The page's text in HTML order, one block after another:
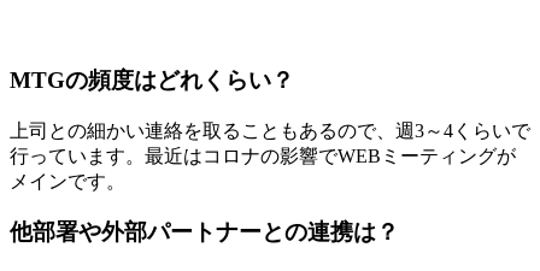
MTGの頻度はどれくらい？
上司との細かい連絡を取ることもあるので、週3～4くらいで
行っています。最近はコロナの影響でWEBミーティングが
メインです。
他部署や外部パートナーとの連携は？